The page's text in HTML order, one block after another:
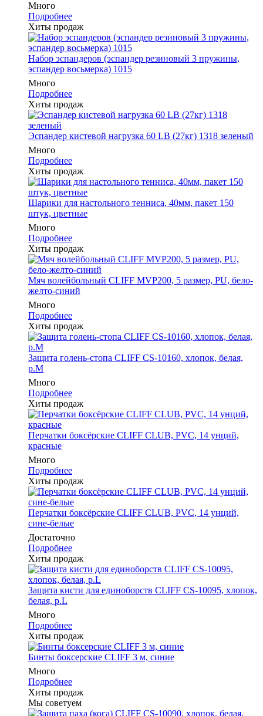
Много
Подробнее
Хиты продаж
Набор эспандеров (эспандер резиновый 3 пружины,
эспандер восьмерка) 1015
Много
Подробнее
Хиты продаж
Эспандер кистевой нагрузка 60 LB (27кг) 1318 зеленый
Много
Подробнее
Хиты продаж
Шарики для настольного тенниса, 40мм, пакет 150
штук, цветные
Много
Подробнее
Хиты продаж
Мяч волейбольный CLIFF MVP200, 5 размер, PU, бело-
желто-синий
Много
Подробнее
Хиты продаж
Защита голень-стопа CLIFF CS-10160, хлопок, белая,
р.M
Много
Подробнее
Хиты продаж
Перчатки боксёрские CLIFF CLUB, PVC, 14 унций,
красные
Много
Подробнее
Хиты продаж
Перчатки боксёрские CLIFF CLUB, PVC, 14 унций,
сине-белые
Достаточно
Подробнее
Хиты продаж
Защита кисти для единоборств CLIFF CS-10095, хлопок,
белая, р.L
Много
Подробнее
Хиты продаж
Бинты боксерские CLIFF 3 м, синие
Много
Подробнее
Хиты продаж
Мы советуем